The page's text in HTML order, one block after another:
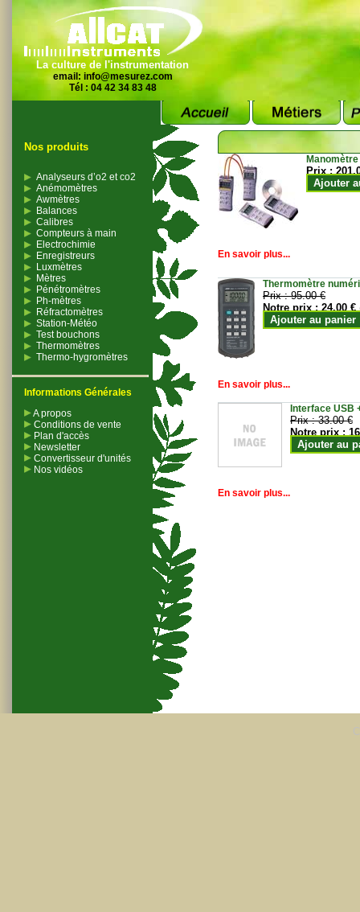
La culture de l'instrumentation
email: info@mesurez.com
Tél : 04 42 34 83 48
Nos produits
Analyseurs d’o2 et co2
Anémomètres
Awmètres
Balances
Calibres
Compteurs à main
Electrochimie
Enregistreurs
Luxmètres
Mètres
Pénétromètres
Ph-mètres
Réfractomètres
Station-Météo
Test bouchons
Thermomètres
Thermo-hygromètres
Informations Générales
A propos
Conditions de vente
Plan d'accès
Newsletter
Convertisseur d'unités
Nos vidéos
Prix :
Ajouter
En savoir plus...
Thermomètre
Prix :95.00 €
Notre prix :24.00 €
Ajouter au panier
En savoir plus...
Interface USB
Prix :33.00 €
Notre prix :
Ajouter au
En savoir plus...